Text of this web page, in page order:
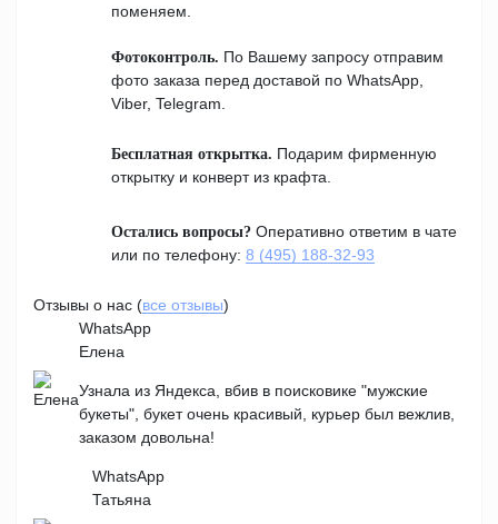
поменяем.
Фотоконтроль. По Вашему запросу отправим
фото заказа перед доставой по WhatsApp,
Viber, Telegram.
Бесплатная открытка. Подарим фирменную
открытку и конверт из крафта.
Остались вопросы? Оперативно ответим в чате
или по телефону: 8 (495) 188-32-93
Отзывы о нас (все отзывы)
WhatsApp
Елена
Узнала из Яндекса, вбив в поисковике "мужские
букеты", букет очень красивый, курьер был вежлив,
заказом довольна!
WhatsApp
Татьяна